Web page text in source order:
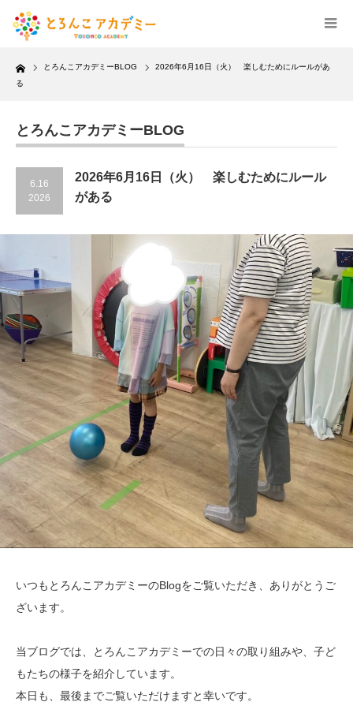
Home とろんこアカデミーBLOG
2026年6月16日（火） 楽しむためにルールがあ
る
とろんこアカデミーBLOG
6.16
2026
2026年6月16日（火） 楽しむためにルール
がある
いつもとろんこアカデミーのBlogをご覧いただき、ありがとうご
ざいます。
当ブログでは、とろんこアカデミーでの日々の取り組みや、子ど
もたちの様子を紹介しています。
本日も、最後までご覧いただけますと幸いです。